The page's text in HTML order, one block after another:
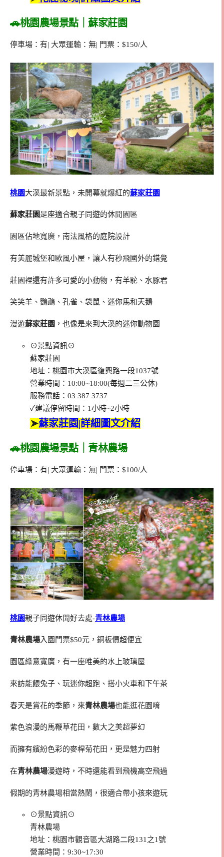
🚗桃園農場景點｜蘇家莊園
停車場：有| 大眾運輸：無| 門票：$150/人
桃園大溪最新景點，未開幕就爆紅的蘇家莊園
蘇家莊園是座適合親子同遊的休閒園區
園區佔地寬廣，南法風格的庭院設計
有美麗城堡和歐風小屋，讓人有秒飛國外的錯覺
莊園裡還有許多可愛的小動物，有羊駝、水豚君
笑笑羊、鸚鵡、孔雀、袋鼠、迷你馬和天鵝
漫遊蘇家莊園 ，也像是來到大溪的迷你動物園
⊙景點資訊⊙
蘇家莊園
地址：桃園市大溪區復興路一段1037號
營業時間：10:00~18:00(每週二三公休)
服務電話：03 387 3737
✓建議停留時間：1小時~2小時
➤蘇家莊園|詳細圖文介紹
🚗桃園農場景點｜青林農場
停車場：有| 大眾運輸：無| 門票：$100/人
桃園親子同遊休閒好去處-青林農場
青林農場入園門票$50元，銅板價超便宜
園區綠意寬廣，有一座唯美的水上玻璃屋
來訪能餵兔子、玩迷你超跑、搭小火車和下午茶
春天是賞花的季節，來青林農場也能逛花園唷
紫色浪漫的馬鞭草花田，數大之美超夢幻
而擁有繽紛色彩的麥桿菊花田，更是魅力四射
在青林農場漫遊時，不時還能看到飛機高空飛過
假期的青林農場相當熱鬧，很適合帶小孩來遊玩
⊙景點資訊⊙
青林農場
地址：桃園市觀音區大湖路二段131之1號
營業時間：9:30~17:30